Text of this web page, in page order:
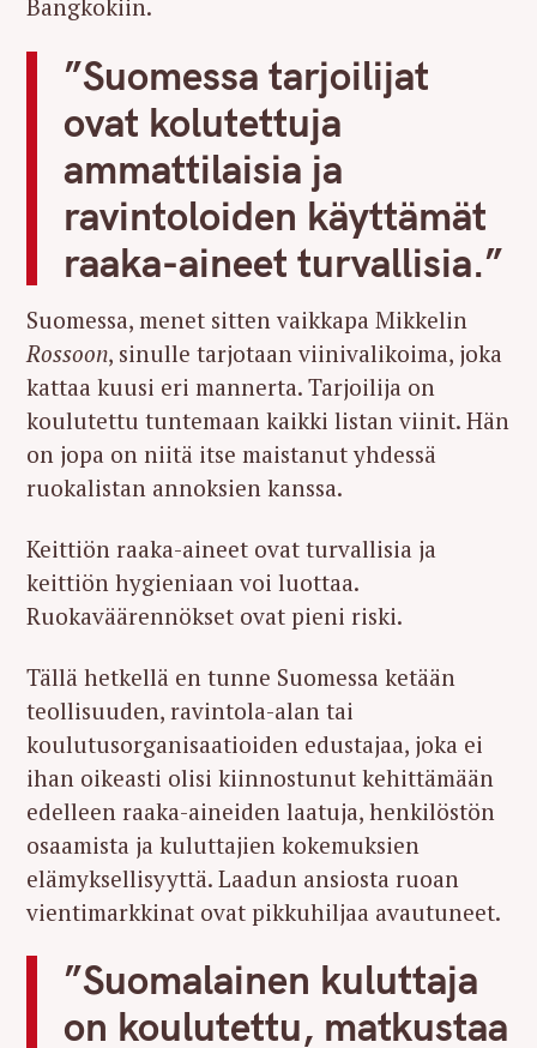
Bangkokiin.
”Suomessa tarjoilijat
ovat kolutettuja
ammattilaisia ja
ravintoloiden käyttämät
raaka-aineet turvallisia.”
Suomessa, menet sitten vaikkapa Mikkelin
Rossoon, sinulle tarjotaan viinivalikoima, joka
kattaa kuusi eri mannerta. Tarjoilija on
koulutettu tuntemaan kaikki listan viinit. Hän
on jopa on niitä itse maistanut yhdessä
ruokalistan annoksien kanssa.
Keittiön raaka-aineet ovat turvallisia ja
keittiön hygieniaan voi luottaa.
Ruokaväärennökset ovat pieni riski.
Tällä hetkellä en tunne Suomessa ketään
teollisuuden, ravintola-alan tai
koulutusorganisaatioiden edustajaa, joka ei
ihan oikeasti olisi kiinnostunut kehittämään
edelleen raaka-aineiden laatuja, henkilöstön
osaamista ja kuluttajien kokemuksien
elämyksellisyyttä. Laadun ansiosta ruoan
vientimarkkinat ovat pikkuhiljaa avautuneet.
”Suomalainen kuluttaja
on koulutettu, matkustaa